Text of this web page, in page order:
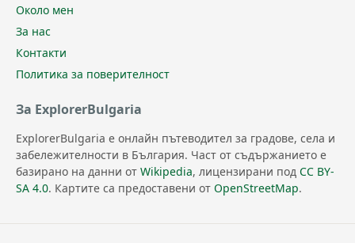
Около мен
За нас
Контакти
Политика за поверителност
За ExplorerBulgaria
ExplorerBulgaria е онлайн пътеводител за градове, села и
забележителности в България. Част от съдържанието е
базирано на данни от Wikipedia, лицензирани под CC BY-
SA 4.0. Картите са предоставени от OpenStreetMap.